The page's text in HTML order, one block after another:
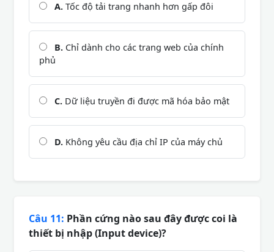
A. Tốc độ tải trang nhanh hơn gấp đôi
B. Chỉ dành cho các trang web của chính
phủ
C. Dữ liệu truyền đi được mã hóa bảo mật
D. Không yêu cầu địa chỉ IP của máy chủ
Câu 11: Phần cứng nào sau đây được coi là
thiết bị nhập (Input device)?